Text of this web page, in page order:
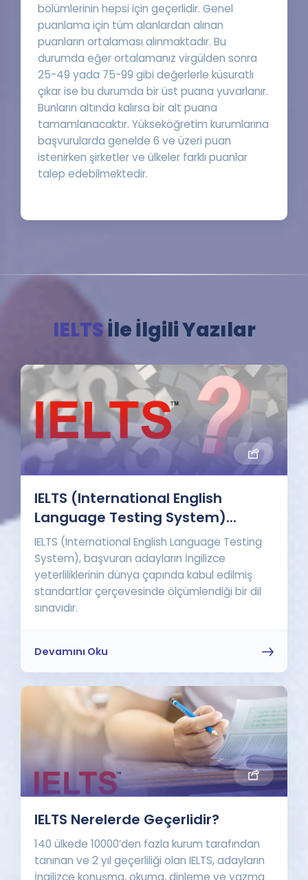
bölümlerinin hepsi için geçerlidir. Genel
puanlama için tüm alanlardan alınan
puanların ortalaması alınmaktadır. Bu
durumda eğer ortalamanız virgülden sonra
25-49 yada 75-99 gibi değerlerle küsuratlı
çıkar ise bu durumda bir üst puana yuvarlanır.
Bunların altında kalırsa bir alt puana
tamamlanacaktır. Yükseköğretim kurumlarına
başvurularda genelde 6 ve üzeri puan
istenirken şirketler ve ülkeler farklı puanlar
talep edebilmektedir.
IELTSİle İlgili Yazılar
IELTS (International English
Language Testing System)...
IELTS (International English Language Testing
System), başvuran adayların İngilizce
yeterliliklerinin dünya çapında kabul edilmiş
standartlar çerçevesinde ölçümlendiği bir dil
sınavıdır.
Devamını Oku
IELTS Nerelerde Geçerlidir?
140 ülkede 10000’den fazla kurum tarafından
tanınan ve 2 yıl geçerliliği olan IELTS, adayların
İngilizce konuşma, okuma, dinleme ve yazma